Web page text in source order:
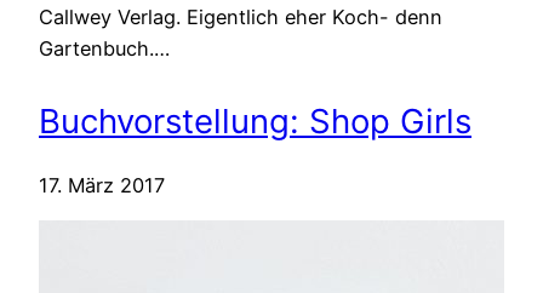
Callwey Verlag. Eigentlich eher Koch- denn
Gartenbuch.…
Buchvorstellung: Shop Girls
17. März 2017